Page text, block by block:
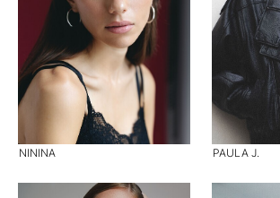
NININA PAULA J.